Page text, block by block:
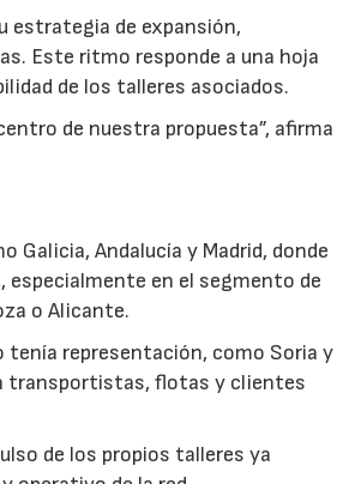
estrategia de expansión,
Este ritmo responde a una hoja
de los talleres asociados.
de nuestra propuesta”, afirma
Andalucía y Madrid, donde
especialmente en el segmento de
o Alicante.
tenía representación, como Soria y
a transportistas, flotas y clientes
de los propios talleres ya